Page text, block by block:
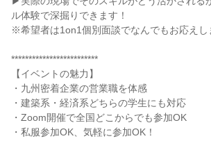
ル体験で深掘りできます！
※希望者は1on1個別面談でなんでもお応えし
*************************
【イベントの魅力】
・九州密着企業の営業職を体感
・建築系・経済系どちらの学生にも対応
・Zoom開催で全国どこからでも参加OK
・私服参加OK、気軽に参加OK！